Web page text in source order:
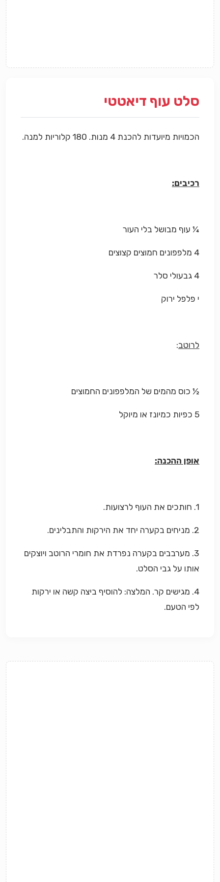
סלט עוף דיאטטי
הכמויות מיועדות להכנת 4 מנות. 180 קלוריות למנה.
רכיבים:
¼ עוף מבושל בלי העור
4 מלפפונים חמוצים קצוצים
4 גבעולי סלר
י פלפל ירוק
לרוטב:
½ כוס מהמים של המלפפונים החמוצים
5 כפיות כמיונז או מיוקל
אופן ההכנה:
1. חותכים את העוף לרצועות.
2. מניחים בקערה יחד את הירקות והתבלינים.
3. מערבבים בקערה נפרדת את חומרי הרוטב ויוצקים
אותו על גבי הסלט.
4. מגישים קר. המלצה: להוסיף ביצה קשה או ירקות
לפי הטעם.